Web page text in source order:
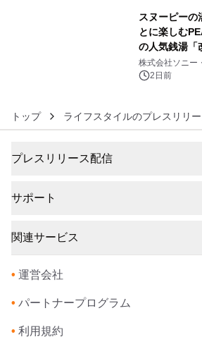
スヌーピーの
とに楽しむ
の人気銭湯「
ラボレーシ
ボグッズも発
株式会社ソニー
2日前
トップ ライフスタイルのプレスリリ
プレスリリース配信
サポート
関連サービス
• 運営会社
• パートナープログラム
• 利用規約